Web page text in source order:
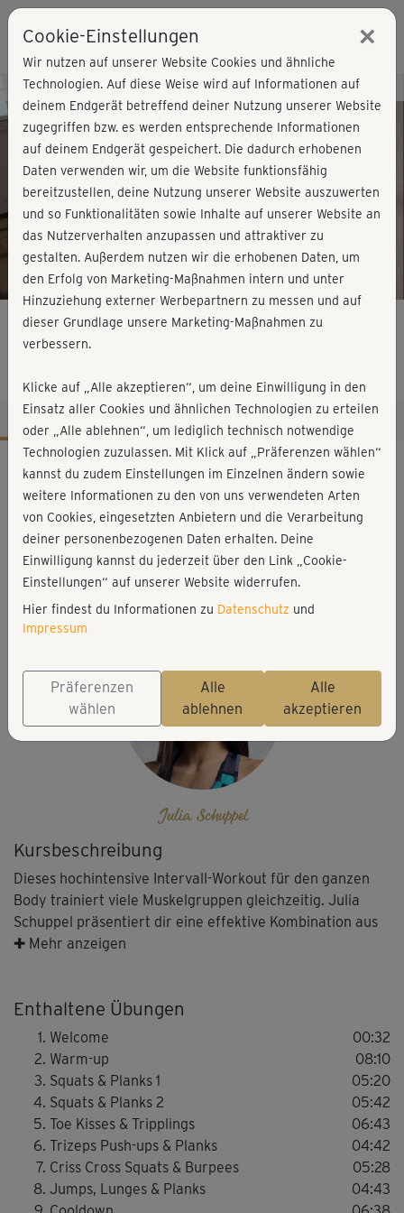
Play
Video
Kursvorschau - Jetzt mitmachen!
Tabata & more - komplett
Kursbeschreibung
Dieses hochintensive Intervall-Workout für den ganzen
Body trainiert viele Muskelgruppen gleichzeitig. Julia
Schuppel präsentiert dir eine effektive Kombination aus
einfachen, aber erfolgreichen Basics gemixt mit
und bieten jede Menge Steigerungspotenzial. Freu dich
bei regelmäßigem Training auf eine verbesserte Fitness
sowie eine wohldefinierte, gekräftigte Muskulatur.
Nach einer kurzen Einführung, in der Julia dir die
wichtigsten Fakten rund ums Tabata-Training liefert,
startest du mit einem Warm-up, das deine Gelenke
mobilisiert und dich optimal aufs Workout vorbereitet. Es
folgen sechs fordernde Intervall-Blöcke (mit jeweils zwei
Übungen), die dich mit verschiedenen Schwerpunkten,
✚ Mehr anzeigen
Enthaltene Übungen
Welcome
00:32
Warm-up
08:10
Squats & Planks 1
05:20
Squats & Planks 2
05:42
Toe Kisses & Tripplings
06:43
Trizeps Push-ups & Planks
04:42
Criss Cross Squats & Burpees
05:28
Jumps, Lunges & Planks
04:43
Workout-Facts
anspruchsvoll
48 Min
431 kcal
Julia Schuppel
Matte optional
Julia Schuppel
Cookie-Einstellungen ×
Wir nutzen auf unserer Website Cookies und ähnliche
Technologien. Auf diese Weise wird auf Informationen auf
deinem Endgerät betreffend deiner Nutzung unserer Website
zugegriffen bzw. es werden entsprechende Informationen
auf deinem Endgerät gespeichert. Die dadurch erhobenen
Daten verwenden wir, um die Website funktionsfähig
bereitzustellen, deine Nutzung unserer Website auszuwerten
und so Funktionalitäten sowie Inhalte auf unserer Website an
das Nutzerverhalten anzupassen und attraktiver zu
gestalten. Außerdem nutzen wir die erhobenen Daten, um
den Erfolg von Marketing-Maßnahmen intern und unter
Hinzuziehung externer Werbepartnern zu messen und auf
dieser Grundlage unsere Marketing-Maßnahmen zu
verbessern.
Klicke auf „Alle akzeptieren“, um deine Einwilligung in den
Einsatz aller Cookies und ähnlichen Technologien zu erteilen
oder „Alle ablehnen“, um lediglich technisch notwendige
Technologien zuzulassen. Mit Klick auf „Präferenzen wählen“
kannst du zudem Einstellungen im Einzelnen ändern sowie
weitere Informationen zu den von uns verwendeten Arten
von Cookies, eingesetzten Anbietern und die Verarbeitung
deiner personenbezogenen Daten erhalten. Deine
Einwilligung kannst du jederzeit über den Link „Cookie-
Einstellungen“ auf unserer Website widerrufen.
Hier findest du Informationen zu Datenschutz und
Impressum
Präferenzen
wählen
Alle
ablehnen
Alle
akzeptieren